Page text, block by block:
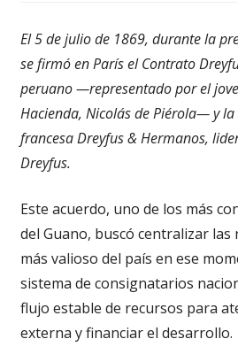
El 5 de julio de 1869, durante la
se firmó en París el Contrato
peruano —representado por el
Hacienda, Nicolás de Piérola— y
francesa Dreyfus & Hermanos,
Dreyfus.
Este acuerdo, uno de los más
del Guano, buscó centralizar
más valioso del país en ese
sistema de consignatarios
flujo estable de recursos para
externa y financiar el desarrollo.